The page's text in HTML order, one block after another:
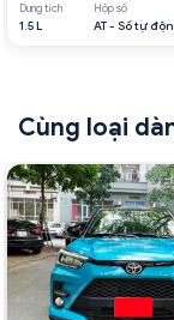
Dung tích
1.5 L
Hộp số
AT - Số tự
Cùng loại